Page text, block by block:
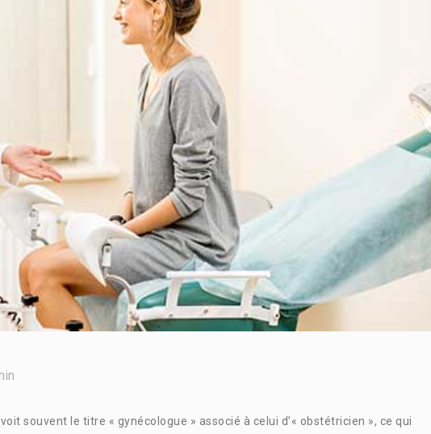
souvent le titre « gynécologue » associé à celui d’« obstétricien », ce qui